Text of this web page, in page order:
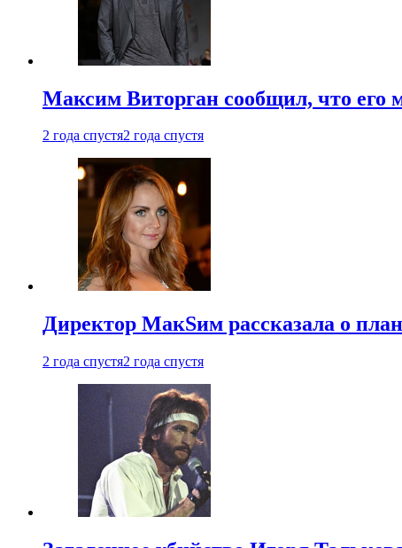
Максим Виторган сообщил, что его
2 года спустя2 года спустя
Директор МакSим рассказала о
2 года спустя2 года спустя